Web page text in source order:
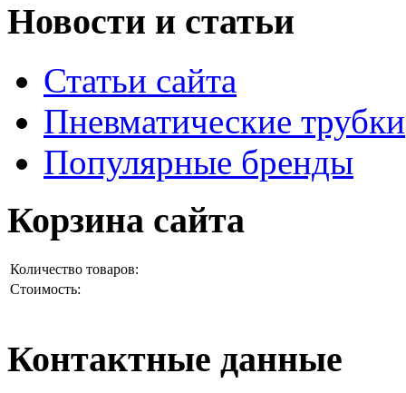
Новости и статьи
Статьи сайта
Пневматические трубки
Популярные бренды
Корзина сайта
Количество товаров:
Стоимость:
Контактные данные